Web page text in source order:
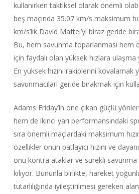
kullanırken taktiksel olarak önemli
beş maçında 35.07 km/s maksimum
km/s’lik David Maftei’yi biraz geride
Bu, hem savunma toparlanması hem
için faydalı olan yüksek hızlara
En yüksek hızını rakiplerini kovalamak
savunmacıları geride bırakmak için
Adams Friday’in öne çıkan güçlü
hem de ikinci yarı performansındaki
sıra önemli maçlardaki maksimum
özellikler onun patlayıcı hızını ve
onu kontra ataklar ve sürekli savunma
kılıyor. Bununla birlikte, hareket
tutarlılığında iyileştirilmesi gereken